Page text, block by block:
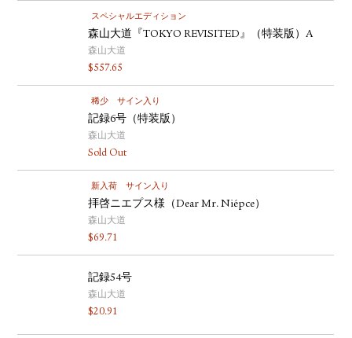
スペシャルエディション
森山大道『TOKYO REVISITED』（特装版）A
森山大道
$557.65
稀少 サイン入り
記録6号（特装版）
森山大道
Sold Out
新入荷 サイン入り
拝啓ニエプス様（Dear Mr. Niépce）
森山大道
$69.71
記録54号
森山大道
$20.91